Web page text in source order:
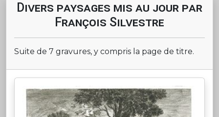
Divers paysages mis au jour par
François Silvestre
Suite de 7 gravures, y compris la page de titre.